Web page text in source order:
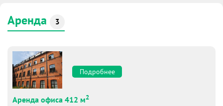
Аренда 3
Подробнее
Аренда офиса 412 м2